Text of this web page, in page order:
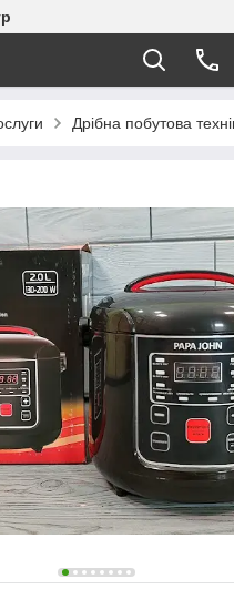
Дрібна побутова